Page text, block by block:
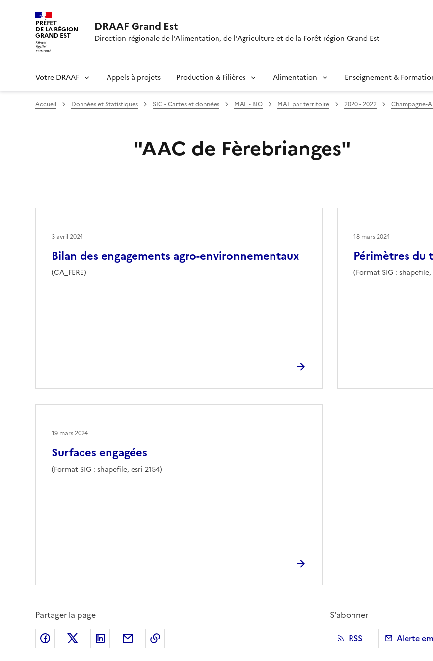
PRÉFET
DE LA RÉGION
GRAND EST
DRAAF Grand Est
Direction régionale de l’Alimentation, de l’Agriculture et de la Forêt région Grand Est
Votre DRAAF Appels à projets Production & Filières Alimentation Enseignement &
Accueil Données et Statistiques SIG - Cartes et données MAE - BIO MAE par territoire 2020 - 2022 Champagne-
"AAC de Fèrebrianges"
Bilan des engagements agro-environnementaux
(CA_FERE)
3 avril 2024
Périmètres du
(Format SIG : shapefile,
18 mars 2024
Surfaces engagées
(Format SIG : shapefile, esri 2154)
19 mars 2024
Partager la page
Partager sur Facebook
Partager sur X (anciennement Twitter)
Partager sur LinkedIn
Partager par email
S'abonner
RSS
Alerte